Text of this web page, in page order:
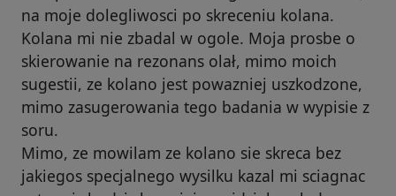
na moje dolegliwosci po skreceniu kolana.
Kolana mi nie zbadal w ogole. Moja prosbe o
skierowanie na rezonans olał, mimo moich
sugestii, ze kolano jest powazniej uszkodzone,
mimo zasugerowania tego badania w wypisie z
soru.
Mimo, ze mowilam ze kolano sie skreca bez
jakiegos specjalnego wysilku kazal mi sciagnac